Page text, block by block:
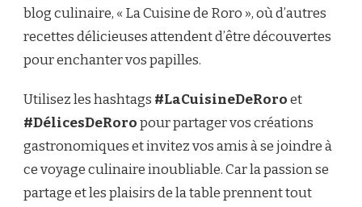
blog culinaire, « La Cuisine de Roro », où d’autres
recettes délicieuses attendent d’être découvertes
pour enchanter vos papilles.
Utilisez les hashtags #LaCuisineDeRoroet
#DélicesDeRoropour partager vos créations
gastronomiques et invitez vos amis à se joindre à
ce voyage culinaire inoubliable. Car la passion se
partage et les plaisirs de la table prennent tout